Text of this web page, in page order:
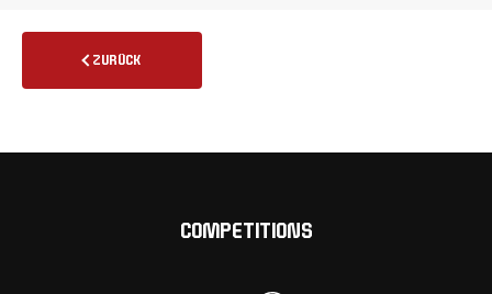
ZURÜCK
COMPETITIONS